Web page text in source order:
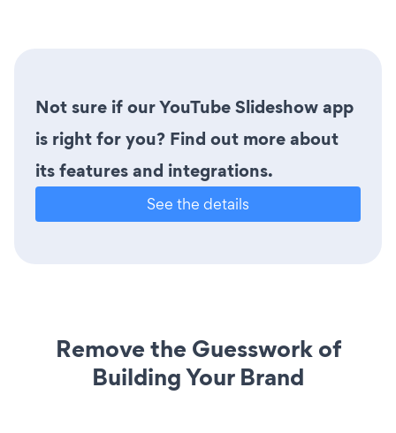
Not sure if our YouTube Slideshow app
is right for you? Find out more about
its features and integrations.
See the details
Remove the Guesswork of
Building Your Brand